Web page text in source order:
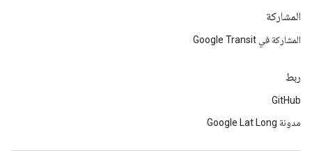
المشاركة
المشاركة في Google Transit
ربط
GitHub
مدونة Google Lat Long